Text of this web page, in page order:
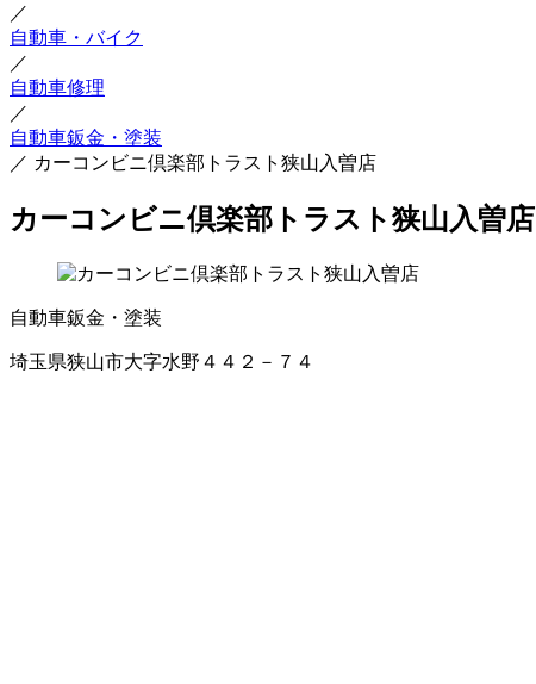
／
自動車・バイク
／
自動車修理
／
自動車鈑金・塗装
／ カーコンビニ倶楽部トラスト狭山入曽店
カーコンビニ倶楽部トラスト狭山入曽店
自動車鈑金・塗装
埼玉県狭山市大字水野４４２－７４